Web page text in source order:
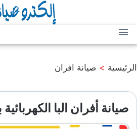
المحتوى
القائمة
الرئيسية > صيانة افران
صيانة أفران البا